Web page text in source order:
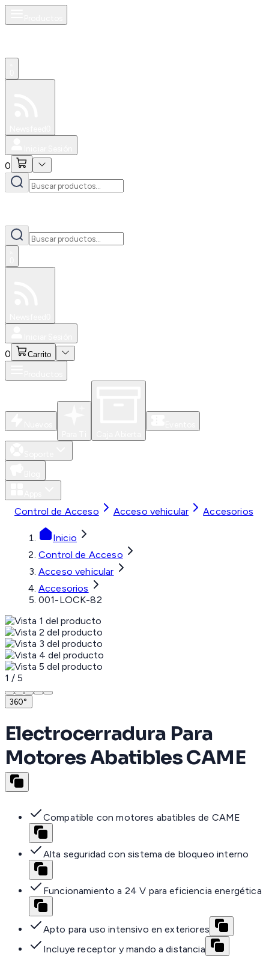
0
0 Carrito
Control de Acceso Acceso vehicular Accesorios
Inicio
Control de Acceso
Acceso vehicular
Accesorios
001-LOCK-82
1 / 5
360°
Electrocerradura Para
Motores Abatibles CAME
Compatible con motores abatibles de CAME
Alta seguridad con sistema de bloqueo interno
Funcionamiento a 24 V para eficiencia energética
Apto para uso intensivo en exteriores
Incluye receptor y mando a distancia